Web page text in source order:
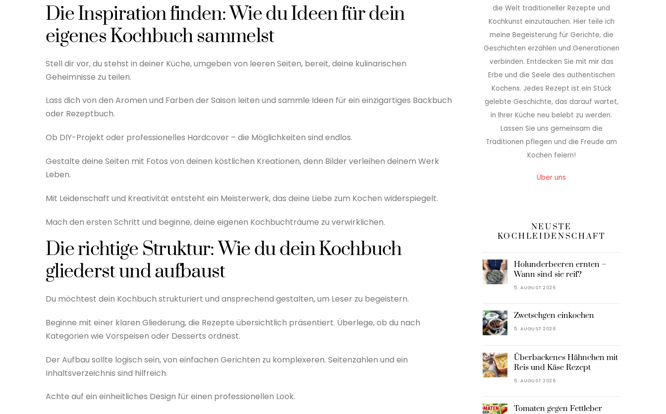
Die Inspiration finden: Wie du Ideen für dein
eigenes Kochbuch sammelst
Stell dir vor, du stehst in deiner Küche, umgeben von leeren Seiten, bereit, deine kulinarischen
Geheimnisse zu teilen.
Lass dich von den Aromen und Farben der Saison leiten und sammle Ideen für ein einzigartiges Backbuch
oder Rezeptbuch.
Ob DIY-Projekt oder professionelles Hardcover – die Möglichkeiten sind endlos.
Gestalte deine Seiten mit Fotos von deinen köstlichen Kreationen, denn Bilder verleihen deinem Werk
Leben.
Mit Leidenschaft und Kreativität entsteht ein Meisterwerk, das deine Liebe zum Kochen widerspiegelt.
Mach den ersten Schritt und beginne, deine eigenen Kochbuchträume zu verwirklichen.
Die richtige Struktur: Wie du dein Kochbuch
gliederst und aufbaust
Du möchtest dein Kochbuch strukturiert und ansprechend gestalten, um Leser zu begeistern.
Beginne mit einer klaren Gliederung, die Rezepte übersichtlich präsentiert. Überlege, ob du nach
Kategorien wie Vorspeisen oder Desserts ordnest.
Der Aufbau sollte logisch sein, von einfachen Gerichten zu komplexeren. Seitenzahlen und ein
Inhaltsverzeichnis sind hilfreich.
Achte auf ein einheitliches Design für einen professionellen Look.
die Welt traditioneller Rezepte und
Kochkunst einzutauchen. Hier teile ich
meine Begeisterung für Gerichte, die
Geschichten erzählen und Generationen
verbinden. Entdecken Sie mit mir das
Erbe und die Seele des authentischen
Kochens. Jedes Rezept ist ein Stück
gelebte Geschichte, das darauf wartet,
in Ihrer Küche neu belebt zu werden.
Lassen Sie uns gemeinsam die
Traditionen pflegen und die Freude am
Kochen feiern!
Über uns
NEUSTE
KOCHLEIDENSCHAFT
Holunderbeeren ernten –
Wann sind sie reif?
5. AUGUST 2026
Zwetschgen einkochen
5. AUGUST 2026
Überbackenes Hähnchen mit
Reis und Käse Rezept
5. AUGUST 2026
Tomaten gegen Fettleber